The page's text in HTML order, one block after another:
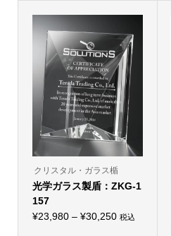
クリスタル・ガラス楯
光学ガラス製盾：ZKG-1
157
¥23,980 – ¥30,250価税込